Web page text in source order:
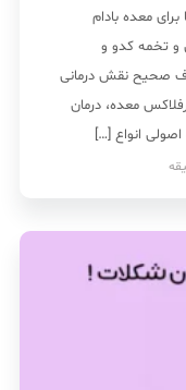
معده بادام
و تخمه کدو و
صحیح نقش درمانی
معده، درمان
انواع […]